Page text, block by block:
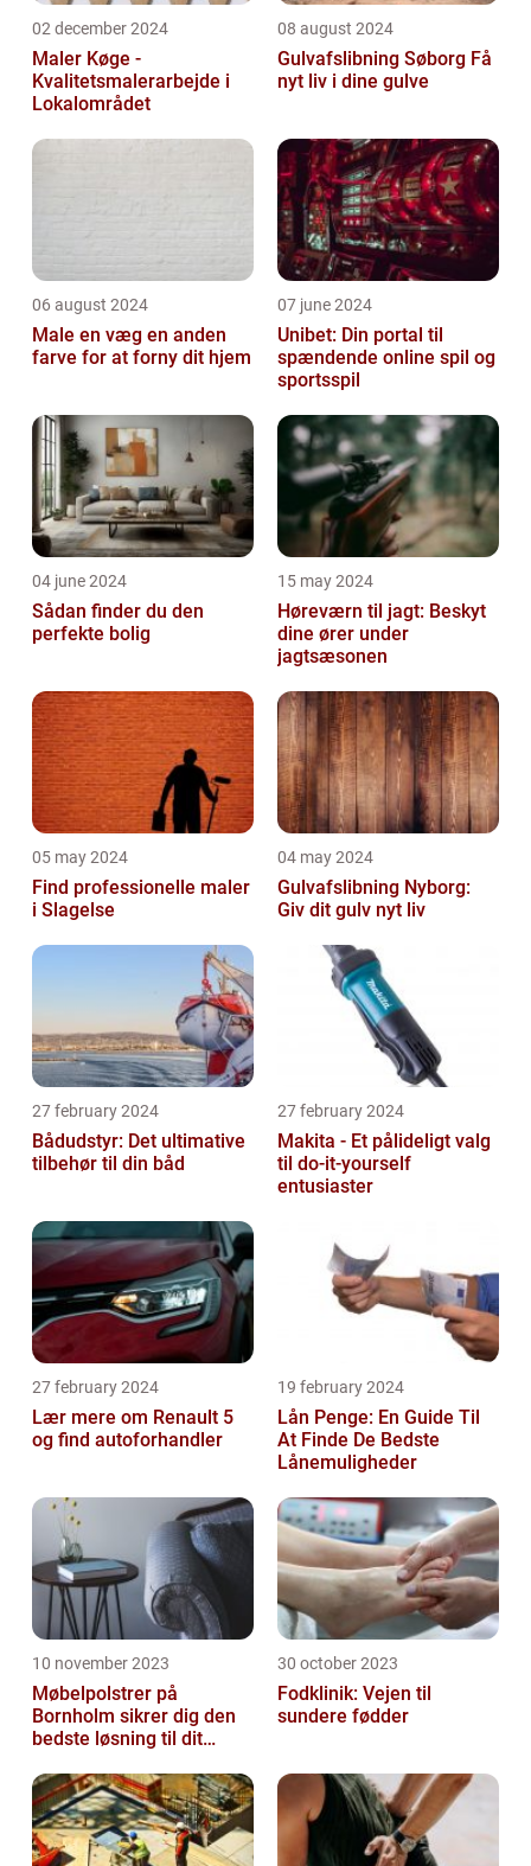
02 december 2024
Maler Køge -
Kvalitetsmalerarbejde i
Lokalområdet
08 august 2024
Gulvafslibning Søborg Få
nyt liv i dine gulve
06 august 2024
Male en væg en anden
farve for at forny dit hjem
07 june 2024
Unibet: Din portal til
spændende online spil og
sportsspil
04 june 2024
Sådan finder du den
perfekte bolig
15 may 2024
Høreværn til jagt: Beskyt
dine ører under
jagtsæsonen
05 may 2024
Find professionelle maler
i Slagelse
04 may 2024
Gulvafslibning Nyborg:
Giv dit gulv nyt liv
27 february 2024
Bådudstyr: Det ultimative
tilbehør til din båd
27 february 2024
Makita - Et pålideligt valg
til do-it-yourself
entusiaster
27 february 2024
Lær mere om Renault 5
og find autoforhandler
19 february 2024
Lån Penge: En Guide Til
At Finde De Bedste
Lånemuligheder
10 november 2023
Møbelpolstrer på
Bornholm sikrer dig den
bedste løsning til dit
30 october 2023
Fodklinik: Vejen til
sundere fødder